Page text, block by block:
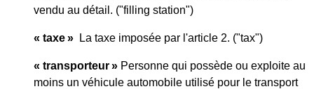
vendu au détail. ("filling station")
« taxe » La taxe imposée par l'article 2. ("tax")
« transporteur » Personne qui possède ou exploite au
moins un véhicule automobile utilisé pour le transport